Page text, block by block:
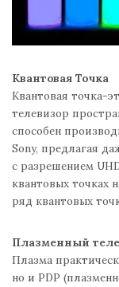
Квантовая Точка
Квантовая точка-
телевизор
способен
Sony, предлагая
с разрешением
квантовых точках
ряд квантовых
Плазменный
Плазма
но и PDP